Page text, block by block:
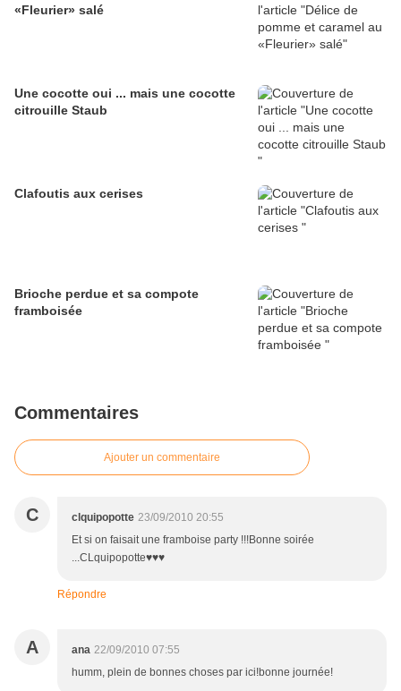
«Fleurier» salé
Une cocotte oui ... mais une cocotte
citrouille Staub
Clafoutis aux cerises
Brioche perdue et sa compote
framboisée
Commentaires
Ajouter un commentaire
C clquipopotte 23/09/2010 20:55
Et si on faisait une framboise party !!!Bonne soirée
...CLquipopotte♥♥♥
Répondre
A ana 22/09/2010 07:55
humm, plein de bonnes choses par ici!bonne journée!